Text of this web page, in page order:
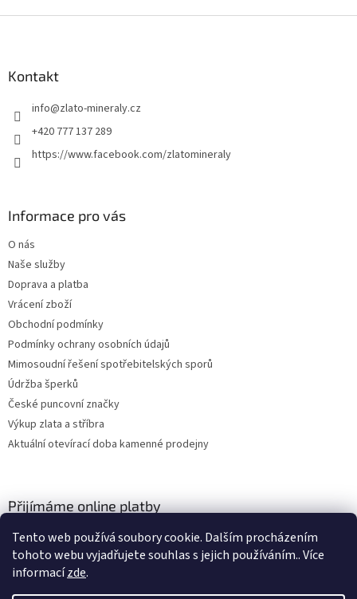
Tento web používá soubory cookie. Dalším procházením
tohoto webu vyjadřujete souhlas s jejich používáním.. Více
informacízde.
Kontakt
info@zlato-mineraly.cz
+420 777 137 289
https://www.facebook.com/zlatomineraly
Informace pro vás
O nás
Naše služby
Doprava a platba
Vrácení zboží
Obchodní podmínky
Podmínky ochrany osobních údajů
Mimosoudní řešení spotřebitelských sporů
Údržba šperků
České puncovní značky
Výkup zlata a stříbra
Aktuální otevírací doba kamenné prodejny
Přijímáme online platby